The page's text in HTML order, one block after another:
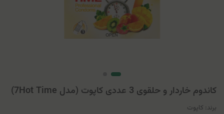
کاندوم خاردار و حلقوی 3 عددی کاپوت (مدل 7Hot Time)
برند: کاپوت